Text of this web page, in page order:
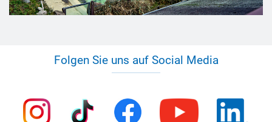
Folgen Sie uns auf Social Media